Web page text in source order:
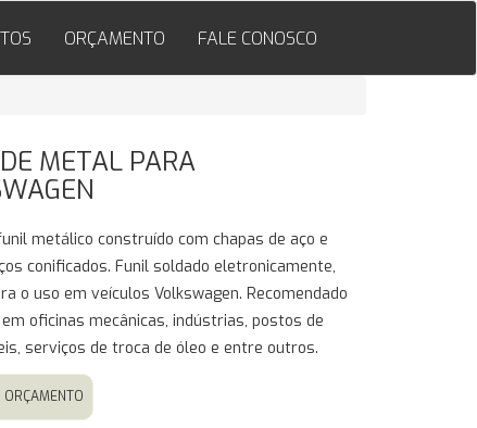
ORÇAMENTO FALE CONOSCO
METAL PARA
metálico construído com chapas de aço e
conificados. Funil soldado eletronicamente,
o uso em veículos Volkswagen. Recomendado
oficinas mecânicas, indústrias, postos de
serviços de troca de óleo e entre outros.
ORÇAMENTO